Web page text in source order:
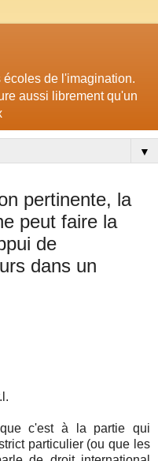
de l'imagination.
aussi librement qu'un
▼
pertinente, la
peut faire la
de
dans un
c'est à la partie qui
particulier (ou que les